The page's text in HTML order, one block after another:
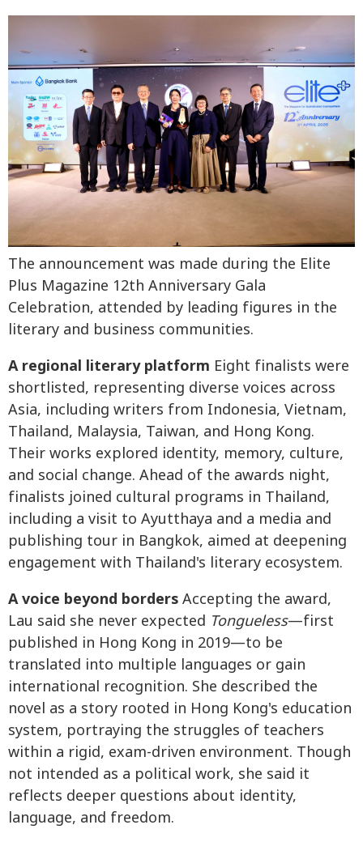
The announcement was made during the Elite
Plus Magazine 12th Anniversary Gala
Celebration, attended by leading figures in the
literary and business communities.
A regional literary platform Eight finalists were
shortlisted, representing diverse voices across
Asia, including writers from Indonesia, Vietnam,
Thailand, Malaysia, Taiwan, and Hong Kong.
Their works explored identity, memory, culture,
and social change. Ahead of the awards night,
finalists joined cultural programs in Thailand,
including a visit to Ayutthaya and a media and
publishing tour in Bangkok, aimed at deepening
engagement with Thailand's literary ecosystem.
A voice beyond bordersAccepting the award,
Lau said she never expected Tongueless—first
published in Hong Kong in 2019—to be
translated into multiple languages or gain
international recognition. She described the
novel as a story rooted in Hong Kong's education
system, portraying the struggles of teachers
within a rigid, exam-driven environment. Though
not intended as a political work, she said it
reflects deeper questions about identity,
language, and freedom.